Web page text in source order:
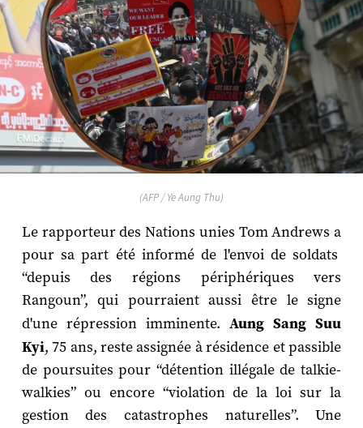
(AFP / Ye Aung Thu)
Le rapporteur des Nations unies Tom Andrews a
pour sa part été informé de l'envoi de soldats
“depuis des régions périphériques vers
Rangoun”, qui pourraient aussi être le signe
d'une répression imminente.Aung Sang Suu
Kyi, 75 ans, reste assignée à résidence et passible
de poursuites pour “détention illégale de talkie-
walkies” ou encore “violation de la loi sur la
gestion des catastrophes naturelles”. Une